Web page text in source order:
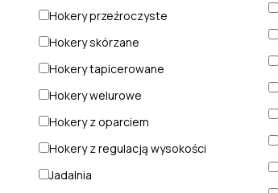
Hokery przeźroczyste
Hokery skórzane
Hokery tapicerowane
Hokery welurowe
Hokery z oparciem
Hokery z regulacją wysokości
Jadalnia